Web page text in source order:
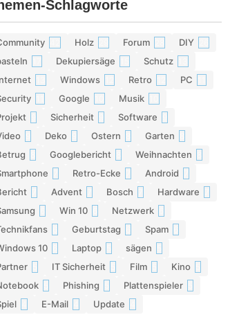
Schlagworte
Holz Forum DIY
Dekupiersäge Schutz
Windows Retro PC
Google Musik
Sicherheit Software
Deko Ostern Garten
Googlebericht Weihnachten
Retro-Ecke Android
Advent Bosch Hardware
Win 10 Netzwerk
Geburtstag Spam
10 Laptop sägen
IT Sicherheit Film Kino
Phishing Plattenspieler
E-Mail Update